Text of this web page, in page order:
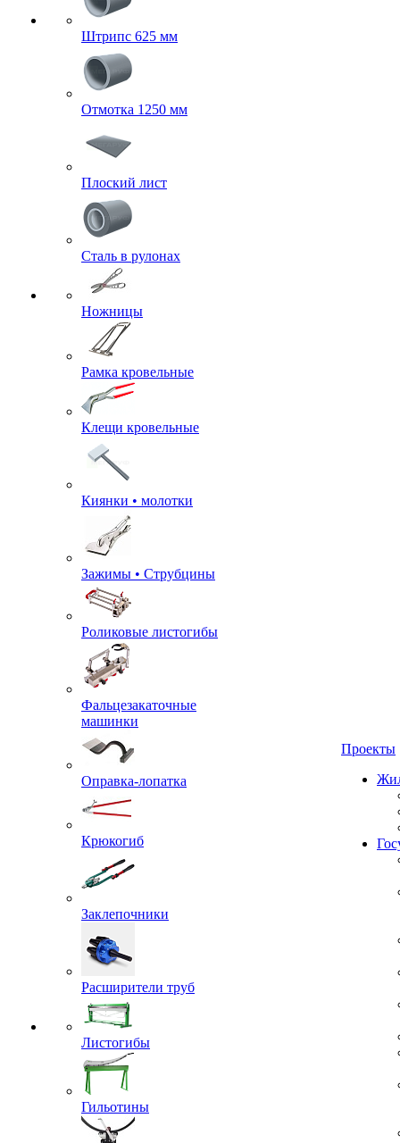
Штрипс 625 мм
Отмотка 1250 мм
Плоский лист
Сталь в рулонах
Ножницы
Рамка кровельные
Клещи кровельные
Киянки • молотки
Зажимы • Струбцины
Роликовые листогибы
Фальцезакаточные
машинки
Оправка-лопатка
Крюкогиб
Заклепочники
Расширители труб
Листогибы
Гильотины